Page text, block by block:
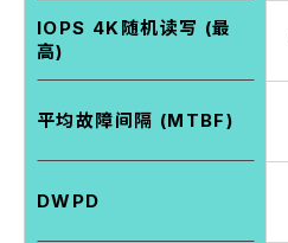
IOPS 4K随机读写 (最
高)
平均故障间隔 (MTBF)
DWPD